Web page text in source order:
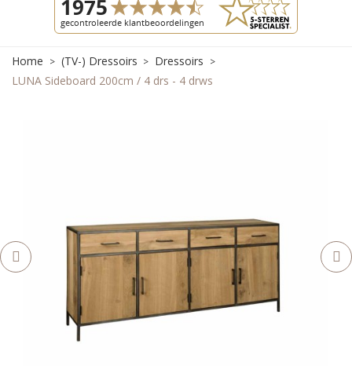
Home (TV-) Dressoirs
Dressoirs
LUNA Sideboard 200cm / 4 drs - 4 drws